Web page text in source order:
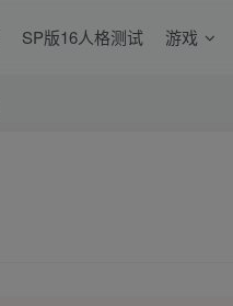
SP版16人格测试 游戏